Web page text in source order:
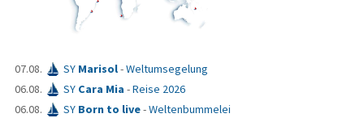
07.08. SY Marisol-Weltumsegelung
06.08.
SY Cara Mia -Reise 2026
06.08.
SY Born to live-Weltenbummelei